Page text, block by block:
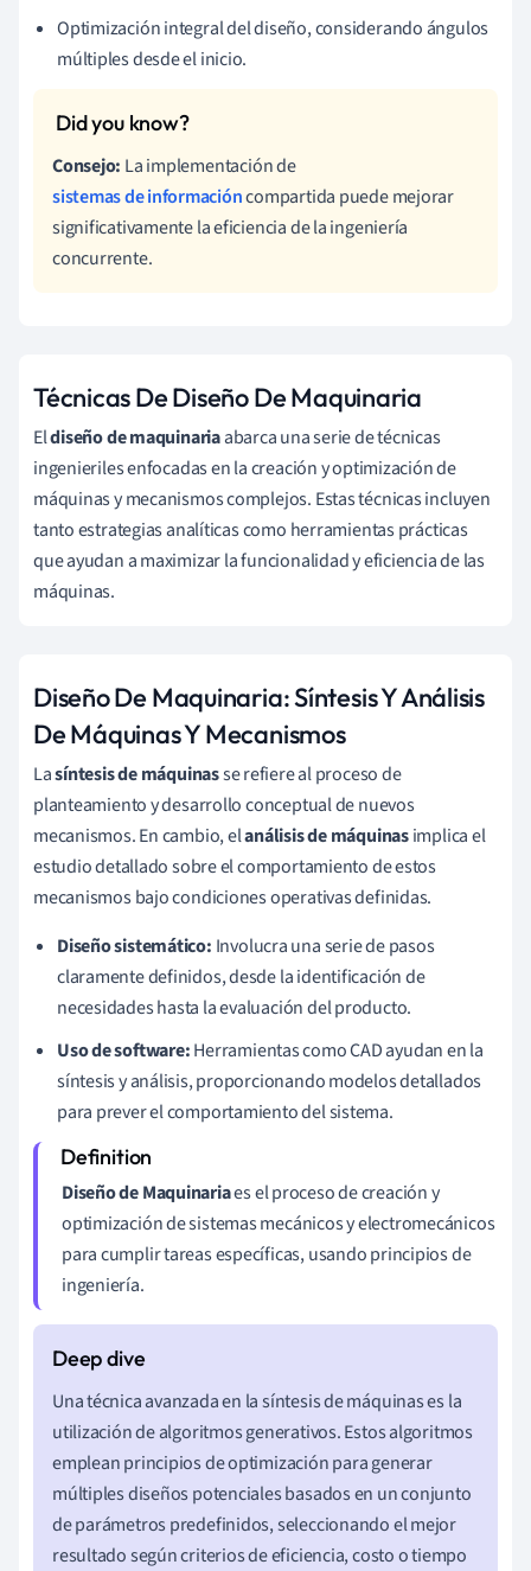
Optimización integral del diseño, considerando ángulos
múltiples desde el inicio.
Consejo: La implementación de
sistemas de informacióncompartida puede mejorar
significativamente la eficiencia de la ingeniería
concurrente.
Técnicas De Diseño De Maquinaria
Eldiseño de maquinariaabarca una serie de técnicas
ingenieriles enfocadas en la creación y optimización de
máquinas y mecanismos complejos. Estas técnicas incluyen
tanto estrategias analíticas como herramientas prácticas
que ayudan a maximizar la funcionalidad y eficiencia de las
máquinas.
Diseño De Maquinaria: Síntesis Y Análisis
De Máquinas Y Mecanismos
Lasíntesis de máquinasse refiere al proceso de
planteamiento y desarrollo conceptual de nuevos
mecanismos. En cambio, elanálisis de máquinasimplica el
estudio detallado sobre el comportamiento de estos
mecanismos bajo condiciones operativas definidas.
Diseño sistemático: Involucra una serie de pasos
claramente definidos, desde la identificación de
necesidades hasta la evaluación del producto.
Uso de software:Herramientas como CAD ayudan en la
síntesis y análisis, proporcionando modelos detallados
para prever el comportamiento del sistema.
Diseño de Maquinariaes el proceso de creación y
optimización de sistemas mecánicos y electromecánicos
para cumplir tareas específicas, usando principios de
ingeniería.
Una técnica avanzada en la síntesis de máquinas es la
utilización de algoritmos generativos. Estos algoritmos
emplean principios de optimización para generar
múltiples diseños potenciales basados en un conjunto
de parámetros predefinidos, seleccionando el mejor
resultado según criterios de eficiencia, costo o tiempo